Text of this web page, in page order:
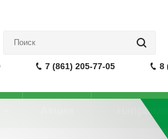
7 (861) 205-77-05 8